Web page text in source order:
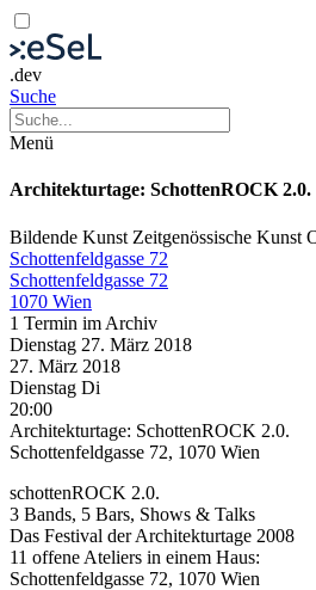
.dev
Suche
Menü
Architekturtage: SchottenROCK 2.0.
Bildende Kunst Zeitgenössische Kunst
Schottenfeldgasse 72
Schottenfeldgasse 72
1070 Wien
1 Termin im Archiv
Dienstag 27. März 2018
27. März 2018
Dienstag Di
20:00
Architekturtage: SchottenROCK 2.0.
Schottenfeldgasse 72, 1070 Wien
schottenROCK 2.0.
3 Bands, 5 Bars, Shows & Talks
Das Festival der Architekturtage 2008
11 offene Ateliers in einem Haus:
Schottenfeldgasse 72, 1070 Wien